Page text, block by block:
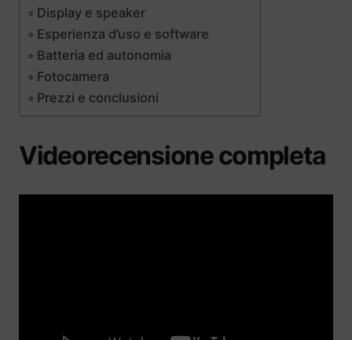
Display e speaker
Esperienza d’uso e software
Batteria ed autonomia
Fotocamera
Prezzi e conclusioni
Videorecensione completa